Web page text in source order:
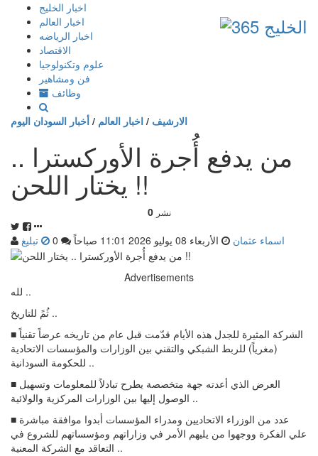
إذهب
المحتوى
اخبار الخليج
اخبار العالم
اخبار الرياضه
الاقتصاد
علوم وتكنولوجيا
فن ومشاهير
وظائف
الارشيف / اخبار العالم / أخبار السودان اليوم
من يدفع أُجرة الأوركسترا ..
يختار اللحن !!
0 نشر
اسماء عثمان الأربعاء 08 يوليو 2026 11:01 صباحاً تبليغ
Advertisements
لله ..
ثُمً للتاريخ ..
■ الشركة المثيرة للجدل هذه الأيام قدّمت قبل عام من تاريخه عرضاً تقنياً
(مغرياً) للربط الشبكي والتقني بين الوزارات والمؤسسات الاتحادية
للحكومة السودانية ..
■ العرض الذي أعدته جهة متخصصة يطرح تبادلاً للمعلومات وتسهيل
الوصول إليها بين الوزارات المركزية والولائية ..
■ عدد من الوزراء الاتحاديين ومدراء المؤسسات أبدوا موافقة مباشرة
علي الفكرة ووجهوا من يليهم الأمر في وزاراتهم ومؤسساتهم للشروع في
التعاقد مع الشركة المعنية ..